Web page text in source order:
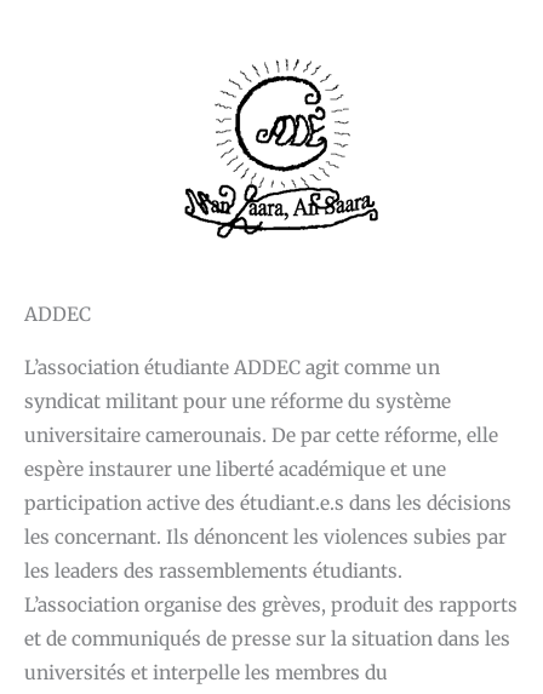
ADDEC
L’association étudiante ADDEC agit comme un
syndicat militant pour une réforme du système
universitaire camerounais. De par cette réforme, elle
espère instaurer une liberté académique et une
participation active des étudiant.e.s dans les décisions
les concernant. Ils dénoncent les violences subies par
les leaders des rassemblements étudiants.
L’association organise des grèves, produit des rapports
et de communiqués de presse sur la situation dans les
universités et interpelle les membres du